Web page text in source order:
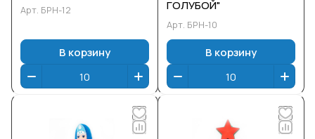
Арт. БРН-12
В корзину
ГОЛУБОЙ"
Арт. БРН-10
В корзину